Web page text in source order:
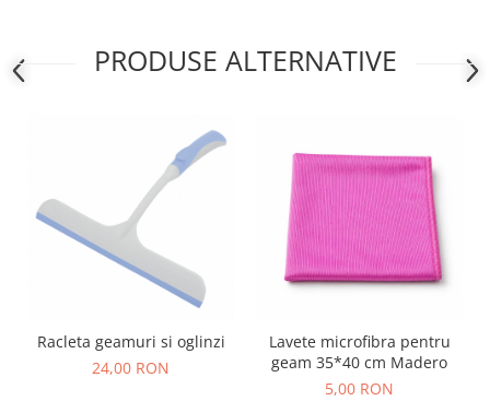
PRODUSE ALTERNATIVE
Racleta geamuri si oglinzi
24,00 RON
Lavete microfibra pentru
geam 35*40 cm Madero
5,00 RON